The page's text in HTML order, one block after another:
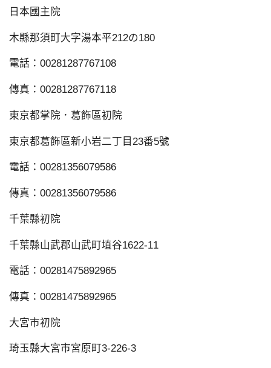
日本國主院
木縣那須町大字湯本平212の180
電話：00281287767108
傳真：00281287767118
東京都掌院．葛飾區初院
東京都葛飾區新小岩二丁目23番5號
電話：00281356079586
傳真：00281356079586
千葉縣初院
千葉縣山武郡山武町埴谷1622-11
電話：00281475892965
傳真：00281475892965
大宮市初院
琦玉縣大宮市宮原町3-226-3